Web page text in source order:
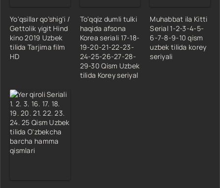
Yo'qsillar qo'shig'i /
Gettolik yigit Hind
kino 2019 Uzbek
tilida Tarjima film
HD
To'qqiz dumli tulki
haqida afsona
Korea seriali 17-18-
19-20-21-22-23-
24-25-26-27-28-
29-30 Qism Uzbek
tilida Korey seriyal
Muhabbat ila Kitti
Serial 1-2-3-4-5-
6-7-8-9-10 qism
uzbek tilida korey
seriyali